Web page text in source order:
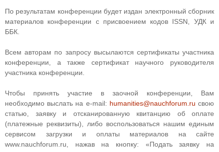
По результатам конференции будет издан электронный сборник
материалов конференции с присвоением кодов ISSN, УДК и
ББК.
Всем авторам по запросу высылаются сертификаты участника
конференции, а также сертификат научного руководителя
участника конференции.
Чтобы принять участие в заочной конференции, Вам
необходимо выслать на e-mail: humanities@nauchforum.ru свою
статью, заявку и отсканированную квитанцию об оплате
(платежные реквизиты), либо воспользоваться нашим единым
сервисом загрузки и оплаты материалов на сайте
www.nauchforum.ru, нажав на кнопку: «Подать заявку на